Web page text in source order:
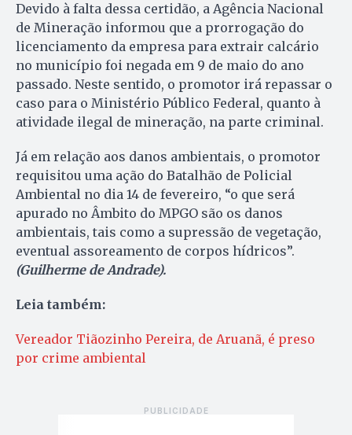
Devido à falta dessa certidão, a Agência Nacional
de Mineração informou que a prorrogação do
licenciamento da empresa para extrair calcário
no município foi negada em 9 de maio do ano
passado. Neste sentido, o promotor irá repassar o
caso para o Ministério Público Federal, quanto à
atividade ilegal de mineração, na parte criminal.
Já em relação aos danos ambientais, o promotor
requisitou uma ação do Batalhão de Policial
Ambiental no dia 14 de fevereiro, “o que será
apurado no Âmbito do MPGO são os danos
ambientais, tais como a supressão de vegetação,
eventual assoreamento de corpos hídricos”.
(Guilherme de Andrade).
Leia também:
Vereador Tiãozinho Pereira, de Aruanã, é preso
por crime ambiental